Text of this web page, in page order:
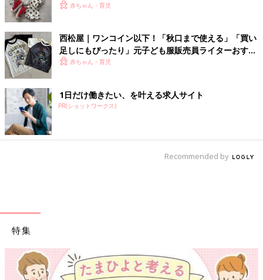
赤ちゃん・育児
西松屋｜ワンコイン以下！「秋口まで使える」「買い
足しにもぴったり」元子ども服販売員ライターおすす
め★半袖Tシャツ5選
赤ちゃん・育児
1日だけ働きたい、を叶える求人サイト
PR(ショットワークス)
Recommended by
特集